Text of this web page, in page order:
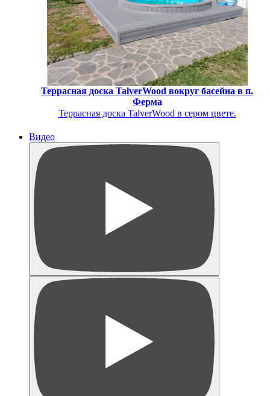
Террасная доска TalverWood вокруг басейна в п.
Ферма
Террасная доска TalverWood в сером цвете.
Видео